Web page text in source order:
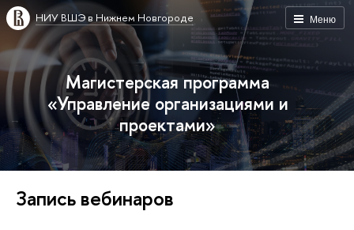
Меню
НИУ ВШЭ в Нижнем Новгороде
Магистерская программа
«Управление организациями и
проектами»
Запись вебинаров